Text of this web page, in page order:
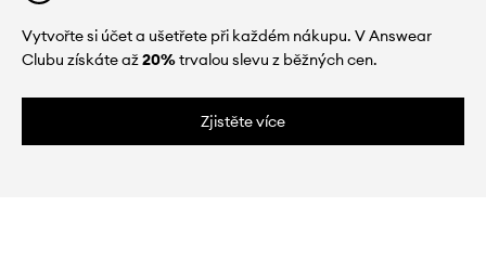
Vytvořte si účet a ušetřete při každém nákupu. V Answear
Clubu získáte až20%trvalou slevu z běžných cen.
Zjistěte více